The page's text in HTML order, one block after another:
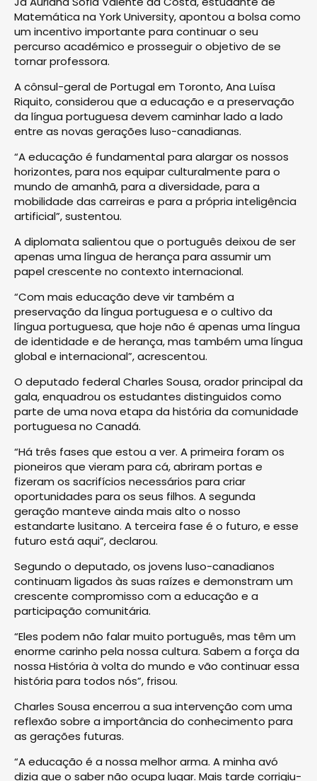
Matemática na York University, apontou a bolsa como
um incentivo importante para continuar o seu
percurso académico e prosseguir o objetivo de se
tornar professora.
A cônsul-geral de Portugal em Toronto, Ana Luísa
Riquito, considerou que a educação e a preservação
da língua portuguesa devem caminhar lado a lado
entre as novas gerações luso-canadianas.
“A educação é fundamental para alargar os nossos
horizontes, para nos equipar culturalmente para o
mundo de amanhã, para a diversidade, para a
mobilidade das carreiras e para a própria inteligência
artificial”, sustentou.
A diplomata salientou que o português deixou de ser
apenas uma língua de herança para assumir um
papel crescente no contexto internacional.
“Com mais educação deve vir também a
preservação da língua portuguesa e o cultivo da
língua portuguesa, que hoje não é apenas uma língua
de identidade e de herança, mas também uma língua
global e internacional”, acrescentou.
O deputado federal Charles Sousa, orador principal da
gala, enquadrou os estudantes distinguidos como
parte de uma nova etapa da história da comunidade
portuguesa no Canadá.
“Há três fases que estou a ver. A primeira foram os
pioneiros que vieram para cá, abriram portas e
fizeram os sacrifícios necessários para criar
oportunidades para os seus filhos. A segunda
geração manteve ainda mais alto o nosso
estandarte lusitano. A terceira fase é o futuro, e esse
futuro está aqui”, declarou.
Segundo o deputado, os jovens luso-canadianos
continuam ligados às suas raízes e demonstram um
crescente compromisso com a educação e a
participação comunitária.
“Eles podem não falar muito português, mas têm um
enorme carinho pela nossa cultura. Sabem a força da
nossa História à volta do mundo e vão continuar essa
história para todos nós”, frisou.
Charles Sousa encerrou a sua intervenção com uma
reflexão sobre a importância do conhecimento para
as gerações futuras.
“A educação é a nossa melhor arma. A minha avó
dizia que o saber não ocupa lugar. Mais tarde corrigiu-